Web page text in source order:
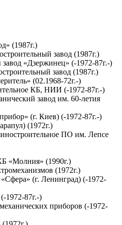
(1987г.)
завод (1987г.)
«Дзержинец» (-1972-87г.-)
завод (1987г.)
(02.1968-72г.-)
КБ, НИИ (-1972-87г.-)
завод им. 60-летия
(г. Киев) (-1972-87г.-)
(1972г.)
ПО им. Лепсе
«Молния» (1990г.)
(1972г.)
(г. Ленинград) (-1972-
87г.-)
приборов (-1972-